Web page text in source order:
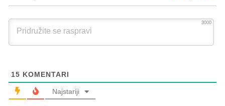
3000
15 KOMENTARI
Najstariji